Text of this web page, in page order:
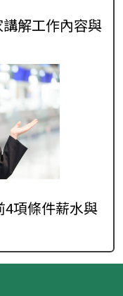
解工作內容與
4項條件薪水與